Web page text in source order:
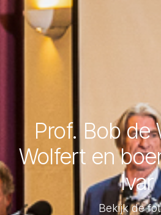
Prof. Bob de
Wolfert en
Ivar
Bekijk de